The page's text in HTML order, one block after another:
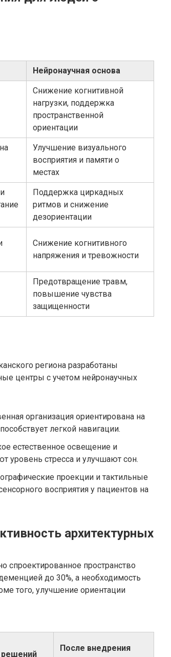
Нейронаучная основа
Снижение когнитивной
нагрузки, поддержка
пространственной
ориентации
Улучшение визуального
восприятия и памяти о
местах
Поддержка циркадных
ритмов и снижение
дезориентации
Снижение когнитивного
напряжения и тревожности
Предотвращение травм,
повышение чувства
защищенности
региона разработаны
центры с учетом нейронаучных
организация ориентирована на
легкой навигации.
естественное освещение и
уровень стресса и улучшают сон.
проекции и тактильные
восприятия у пациентов на
архитектурных
спроектированное пространство
до 30%, а необходимость
того, улучшение ориентации
решений
После внедрения